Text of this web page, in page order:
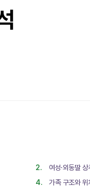
여성·외동딸
가족 구조와